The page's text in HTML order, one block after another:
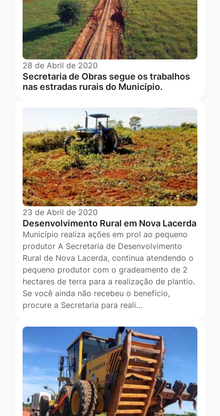
28 de Abril de 2020
Secretaria de Obras segue os trabalhos
nas estradas rurais do Município.
23 de Abril de 2020
Desenvolvimento Rural em Nova Lacerda
Município realiza ações em prol ao pequeno
produtor A Secretaria de Desenvolvimento
Rural de Nova Lacerda, continua atendendo o
pequeno produtor com o gradeamento de 2
hectares de terra para a realização de plantio.
Se você ainda não recebeu o benefício,
procure a Secretaria para reali…